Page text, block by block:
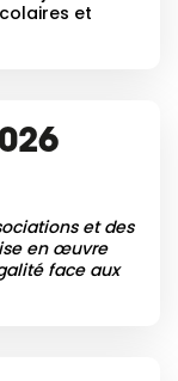
et
et des
en œuvre
face aux